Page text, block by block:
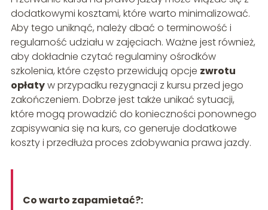
dodatkowymi kosztami, które warto minimalizować.
Aby tego uniknąć, należy dbać o terminowość i
regularność udziału w zajęciach. Ważne jest również,
aby dokładnie czytać regulaminy ośrodków
szkolenia, które często przewidują opcje zwrotu
opłatyw przypadku rezygnacji z kursu przed jego
zakończeniem. Dobrze jest także unikać sytuacji,
które mogą prowadzić do konieczności ponownego
zapisywania się na kurs, co generuje dodatkowe
koszty i przedłuża proces zdobywania prawa jazdy.
Co warto zapamietać?: